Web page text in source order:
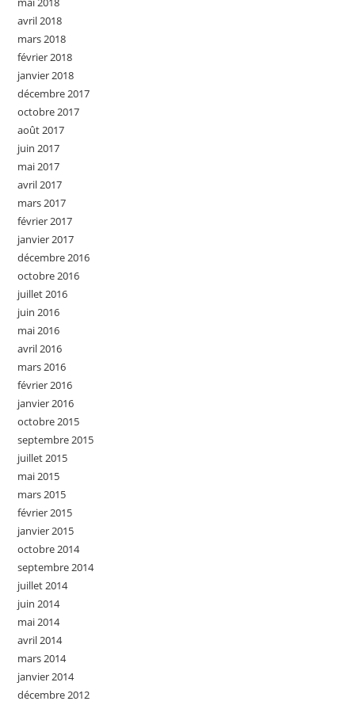
avril 2018
mars 2018
février 2018
janvier 2018
décembre 2017
octobre 2017
août 2017
juin 2017
mai 2017
avril 2017
mars 2017
février 2017
janvier 2017
décembre 2016
octobre 2016
juillet 2016
juin 2016
mai 2016
avril 2016
mars 2016
février 2016
janvier 2016
octobre 2015
septembre 2015
juillet 2015
mai 2015
mars 2015
février 2015
janvier 2015
octobre 2014
septembre 2014
juillet 2014
juin 2014
mai 2014
avril 2014
mars 2014
janvier 2014
décembre 2012